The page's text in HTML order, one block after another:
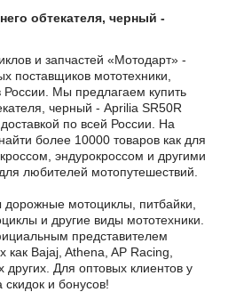
обтекателя, черный -
и запчастей «Мотодарт» -
поставщиков мототехники,
России. Мы предлагаем купить
черный - Aprilia SR50R
по всей России. На
более 10000 товаров как для
эндурокроссом и другими
любителей мотопутешествий.
дорожные мотоциклы, питбайки,
и другие виды мототехники.
представителем
как Bajaj, Athena, AP Racing,
Для оптовых клиентов у
и бонусов!